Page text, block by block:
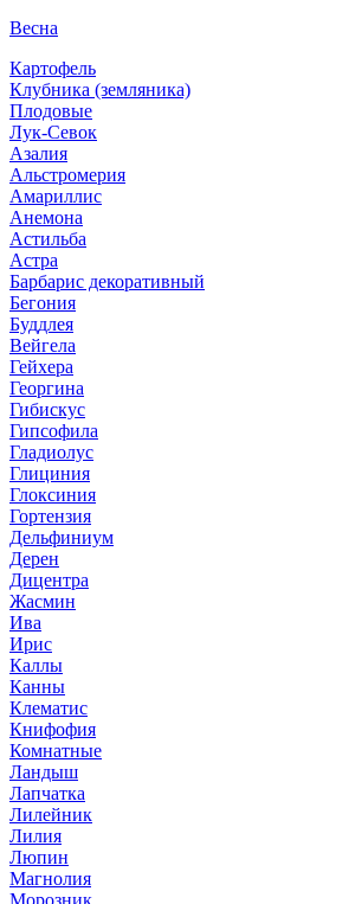
Весна
Картофель
Клубника (земляника)
Плодовые
Лук-Севок
Азалия
Альстромерия
Амариллис
Анемона
Астильба
Астра
Барбарис декоративный
Бегония
Буддлея
Вейгела
Гейхера
Георгина
Гибискус
Гипсофила
Гладиолус
Глициния
Глоксиния
Гортензия
Дельфиниум
Дерен
Дицентра
Жасмин
Ива
Ирис
Каллы
Канны
Клематис
Книфофия
Комнатные
Ландыш
Лапчатка
Лилейник
Лилия
Люпин
Магнолия